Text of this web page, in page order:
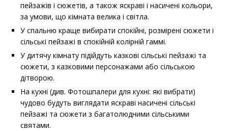
пейзажів і сюжетів, а також яскраві і насичені кольори,
за умови, що кімната велика і світла.
У спальню краще вибирати спокійні, розмірені сюжети і
сільські пейзажі в спокійній колірній гаммі.
У дитячу кімнату підійдуть казкові сільські пейзажі та
сюжети, з казковими персонажами або сільською
дітворою.
На кухні (див. Фотошпалери для кухні: які вибрати)
чудово будуть виглядати яскраві насичені сільські
пейзажі та сюжети з багатолюдними сільськими
святами.